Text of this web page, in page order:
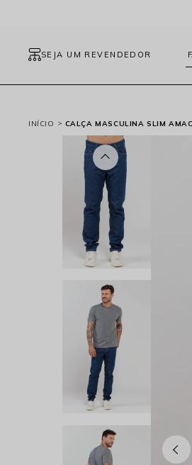
SEJA UM REVENDEDOR
INÍCIO CALÇA MASCULINA SLIM